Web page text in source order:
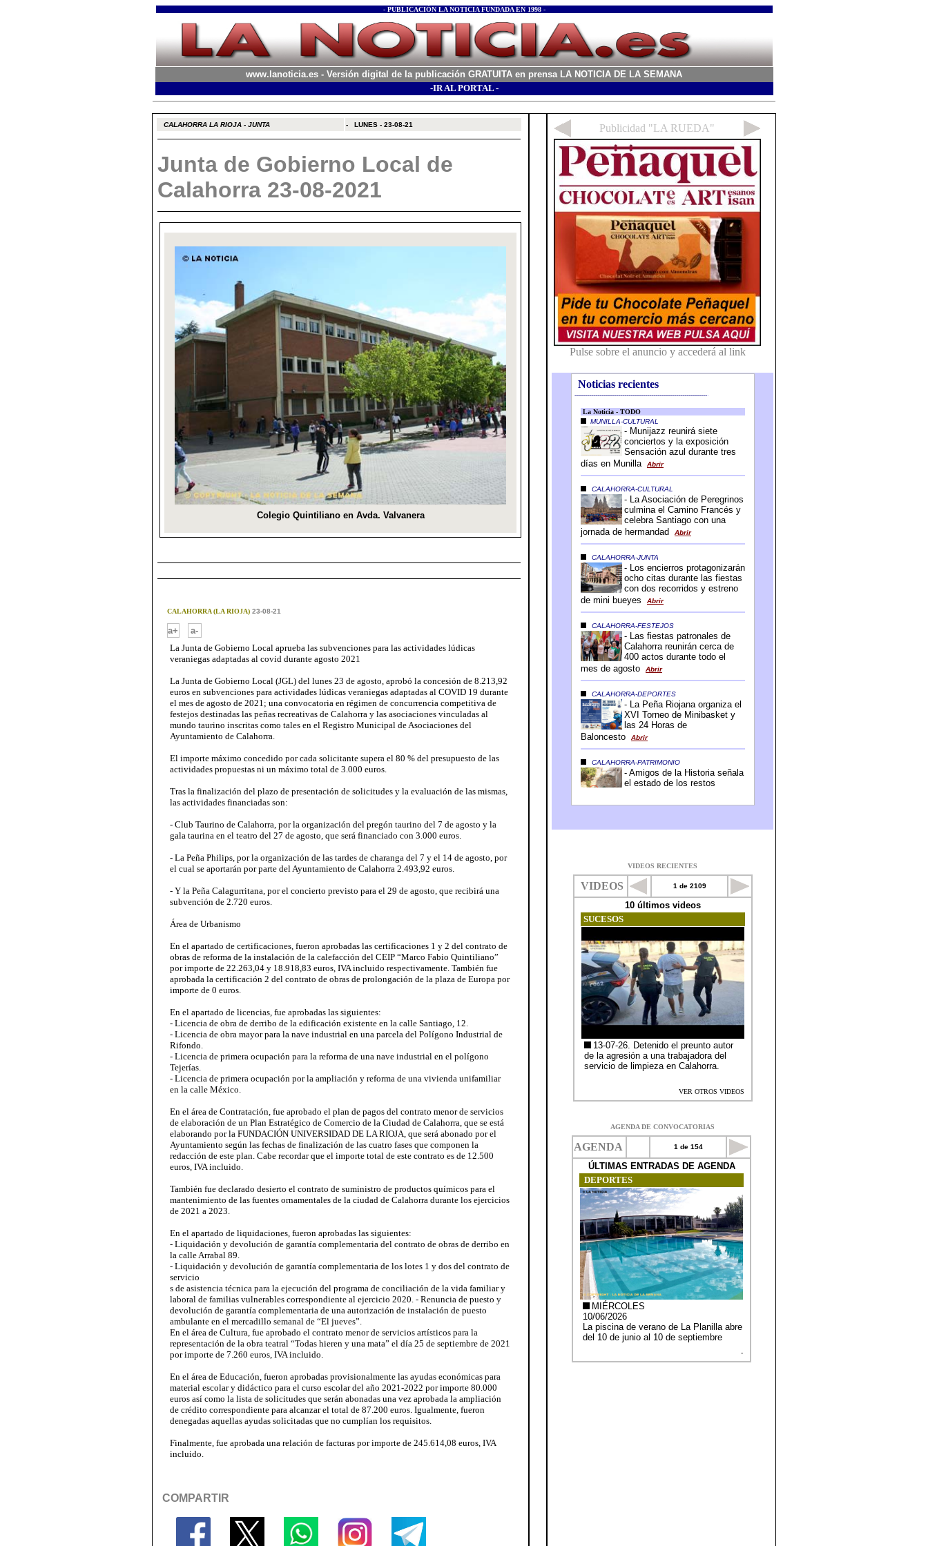
- PUBLICACIÓN LA NOTICIA FUNDADA EN 1998 -
www.lanoticia.es - Versión digital de la publicación GRATUITA en prensa LA NOTICIA DE LA SEMANA
-IR AL PORTAL -
CALAHORRA LA RIOJA - JUNTA - LUNES - 23-08-21
Junta de Gobierno Local de
Calahorra 23-08-2021
CALAHORRA (LA RIOJA)23-08-21
a+
a-
La Junta de Gobierno Local aprueba las subvenciones para las actividades lúdicas
veraniegas adaptadas al covid durante agosto 2021
La Junta de Gobierno Local (JGL) del lunes 23 de agosto, aprobó la concesión de 8.213,92
euros en subvenciones para actividades lúdicas veraniegas adaptadas al COVID 19 durante
el mes de agosto de 2021; una convocatoria en régimen de concurrencia competitiva de
festejos destinadas las peñas recreativas de Calahorra y las asociaciones vinculadas al
mundo taurino inscritas como tales en el Registro Municipal de Asociaciones del
Ayuntamiento de Calahorra.
El importe máximo concedido por cada solicitante supera el 80 % del presupuesto de las
actividades propuestas ni un máximo total de 3.000 euros.
Tras la finalización del plazo de presentación de solicitudes y la evaluación de las mismas,
las actividades financiadas son:
- Club Taurino de Calahorra, por la organización del pregón taurino del 7 de agosto y la
gala taurina en el teatro del 27 de agosto, que será financiado con 3.000 euros.
- La Peña Philips, por la organización de las tardes de charanga del 7 y el 14 de agosto, por
el cual se aportarán por parte del Ayuntamiento de Calahorra 2.493,92 euros.
- Y la Peña Calagurritana, por el concierto previsto para el 29 de agosto, que recibirá una
subvención de 2.720 euros.
Área de Urbanismo
En el apartado de certificaciones, fueron aprobadas las certificaciones 1 y 2 del contrato de
obras de reforma de la instalación de la calefacción del CEIP “Marco Fabio Quintiliano”
por importe de 22.263,04 y 18.918,83 euros, IVA incluido respectivamente. También fue
aprobada la certificación 2 del contrato de obras de prolongación de la plaza de Europa por
importe de 0 euros.
En el apartado de licencias, fue aprobadas las siguientes:
- Licencia de obra de derribo de la edificación existente en la calle Santiago, 12.
- Licencia de obra mayor para la nave industrial en una parcela del Polígono Industrial de
Rifondo.
- Licencia de primera ocupación para la reforma de una nave industrial en el polígono
Tejerías.
- Licencia de primera ocupación por la ampliación y reforma de una vivienda unifamiliar
en la calle México.
En el área de Contratación, fue aprobado el plan de pagos del contrato menor de servicios
de elaboración de un Plan Estratégico de Comercio de la Ciudad de Calahorra, que se está
elaborando por la FUNDACIÓN UNIVERSIDAD DE LA RIOJA, que será abonado por el
Ayuntamiento según las fechas de finalización de las cuatro fases que componen la
redacción de este plan. Cabe recordar que el importe total de este contrato es de 12.500
euros, IVA incluido.
También fue declarado desierto el contrato de suministro de productos químicos para el
mantenimiento de las fuentes ornamentales de la ciudad de Calahorra durante los ejercicios
de 2021 a 2023.
En el apartado de liquidaciones, fueron aprobadas las siguientes:
- Liquidación y devolución de garantía complementaria del contrato de obras de derribo en
la calle Arrabal 89.
- Liquidación y devolución de garantía complementaria de los lotes 1 y dos del contrato de
servicio
s de asistencia técnica para la ejecución del programa de conciliación de la vida familiar y
laboral de familias vulnerables correspondiente al ejercicio 2020. - Renuncia de puesto y
devolución de garantía complementaria de una autorización de instalación de puesto
ambulante en el mercadillo semanal de “El jueves”.
En el área de Cultura, fue aprobado el contrato menor de servicios artísticos para la
representación de la obra teatral “Todas hieren y una mata” el día 25 de septiembre de 2021
por importe de 7.260 euros, IVA incluido.
En el área de Educación, fueron aprobadas provisionalmente las ayudas económicas para
material escolar y didáctico para el curso escolar del año 2021-2022 por importe 80.000
euros así como la lista de solicitudes que serán abonadas una vez aprobada la ampliación
de crédito correspondiente para alcanzar el total de 87.200 euros. Igualmente, fueron
denegadas aquellas ayudas solicitadas que no cumplían los requisitos.
Finalmente, fue aprobada una relación de facturas por importe de 245.614,08 euros, IVA
incluido.
COMPARTIR
Noticias recientes
-----------------------------------------------------------------
VIDEOS RECIENTES
AGENDA DE CONVOCATORIAS